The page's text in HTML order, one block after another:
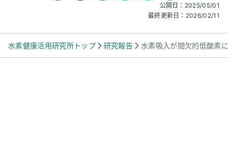
公開日： 2025/05/01
最終更新日： 2026/02/11
水素健康活用研究所トップ 研究報告 水素吸入が間欠的低酸素